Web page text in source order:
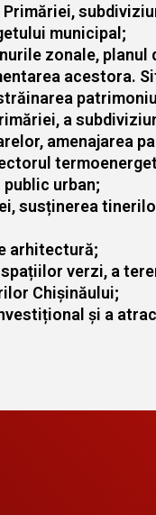
municipal;
zonale,
acestora.
a
amenajarea
urban;
susținerea
arhitectură;
verzi, a
Chișinăului;
și a